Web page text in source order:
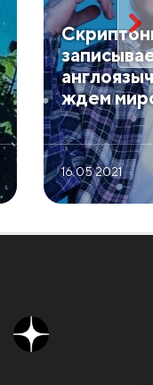
ждем
16.05 2021